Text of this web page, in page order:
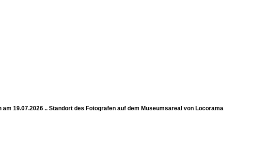
19.07.2026 .. Standort des Fotografen auf dem Museumsareal von Locorama